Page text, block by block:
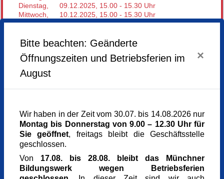
Dienstag,
09.12.2025, 15.00 - 15.30 Uhr
Mittwoch,
10.12.2025, 15.00 - 15.30 Uhr
Donnerstag,11.12.2025,15.00 - 15.30 Uhr
Samstag,
13.12.2025,15.00 - 15.30 Uhr
Montag,
15.12.2025,15.00 - 15.30 Uhr
Dienstag,
Mittwoch,
Sonntag,
21.12.2025,15.00 - 15.30 Uhr
Montag,
22.12.2025,15.00 - 15.30 Uhr
Dienstag,
23.12.2025,15.00 - 15.30 Uhr
Mittwoch,
24.12.2025,
Veranstaltungsort
verschiedene Treffpunkte, 1. Treffpunkt Dom,
Bitte beachten: Geänderte
Öffnungszeiten und Betriebsferien im
August
×
Wir haben in der Zeit vom 30.07. bis 14.08.2026 nur
Montag bis Donnerstag von 9.00 – 12.30 Uhr für
Sie geöffnet, freitags bleibt die Geschäftsstelle
geschlossen.
Von 17.08. bis 28.08. bleibt das Münchner
Bildungswerk wegen Betriebsferien